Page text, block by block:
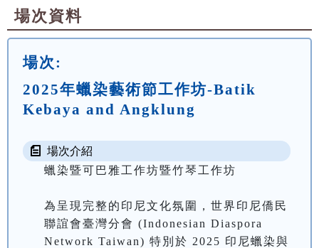
場次資料
場次:
2025年蠟染藝術節工作坊-Batik
Kebaya and Angklung
場次介紹
蠟染暨可巴雅工作坊暨竹琴工作坊
為呈現完整的印尼文化氛圍，世界印尼僑民
聯誼會臺灣分會 (Indonesian Diaspora
Network Taiwan) 特別於 2025 印尼蠟染與